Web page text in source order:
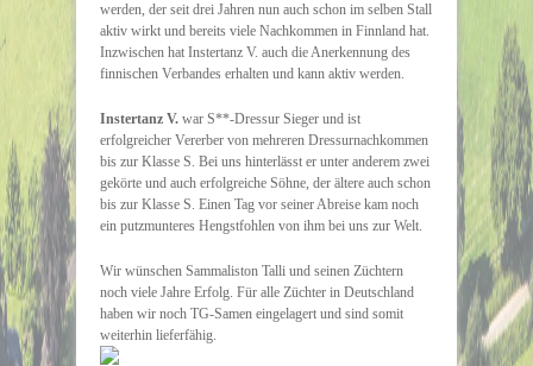
werden, der seit drei Jahren nun auch schon im selben Stall
aktiv wirkt und bereits viele Nachkommen in Finnland hat.
Inzwischen hat Instertanz V. auch die Anerkennung des
finnischen Verbandes erhalten und kann aktiv werden.
Instertanz V. war S**-Dressur Sieger und ist
erfolgreicher Vererber von mehreren Dressurnachkommen
bis zur Klasse S. Bei uns hinterlässt er unter anderem zwei
gekörte und auch erfolgreiche Söhne, der ältere auch schon
bis zur Klasse S. Einen Tag vor seiner Abreise kam noch
ein putzmunteres Hengstfohlen von ihm bei uns zur Welt.
Wir wünschen Sammaliston Talli und seinen Züchtern
noch viele Jahre Erfolg. Für alle Züchter in Deutschland
haben wir noch TG-Samen eingelagert und sind somit
weiterhin lieferfähig.